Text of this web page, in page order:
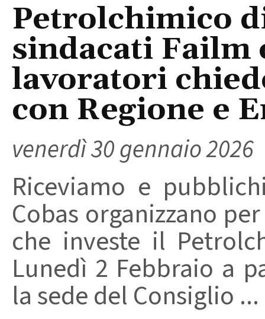
Petrolchimico
sindacati Failm
lavoratori
con Regione e
venerdì 30 gennaio 2026
Riceviamo e
Cobas organizzano
che investe il
Lunedì 2 Febbraio a
la sede del Consiglio ...